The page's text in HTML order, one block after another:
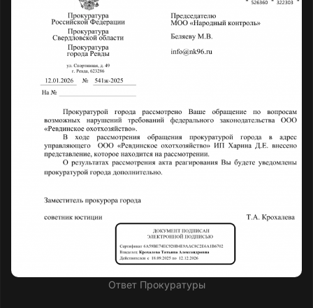
Ответ Прокуратуры